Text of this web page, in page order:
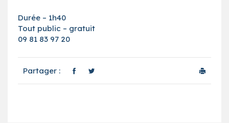
Durée – 1h40
Tout public – gratuit
09 81 83 97 20
Partager :